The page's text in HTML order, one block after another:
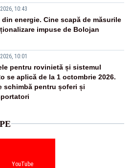
10:43
din energie. Cine scapă de măsurile
impuse de Bolojan
10:01
pentru rovinietă și sistemul
se aplică de la 1 octombrie 2026.
schimbă pentru șoferi și
YouTube